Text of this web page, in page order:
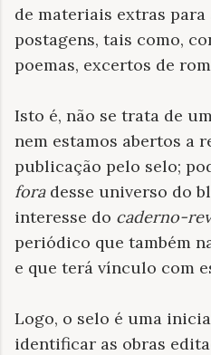
de materiais extras para
postagens, tais como,
poemas, excertos de
Isto é, não se trata de
nem estamos abertos a
publicação pelo selo;
foradesse universo do
interesse do caderno-
periódico que também
e que terá vínculo com
Logo, o selo é uma
identificar as obras